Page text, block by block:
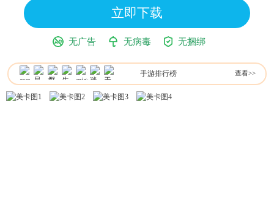
立即下载
无广告 无病毒 无捆绑
手游排行榜 查看>>